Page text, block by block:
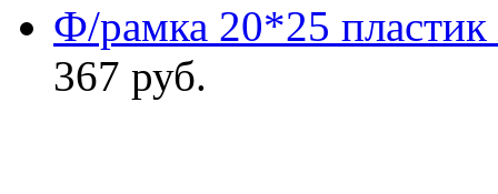
Ф/рамка 20*25
367 руб.